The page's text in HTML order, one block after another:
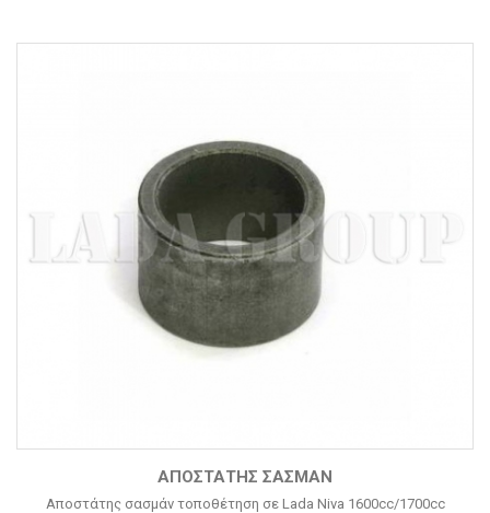
ΑΠΟΣΤΆΤΗΣ ΣΑΣΜΆΝ
Αποστάτης σασμάν τοποθέτηση σε Lada Niva 1600cc/1700cc